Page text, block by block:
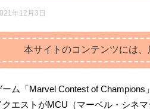
年12月3日
本サイトのコンテンツには、
ーム「Marvel Contest of
クエストがMCU（マーベル・シネ